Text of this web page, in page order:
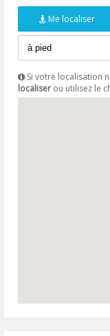
Me localiser
Si votre localisation
localiser ou utilisez le